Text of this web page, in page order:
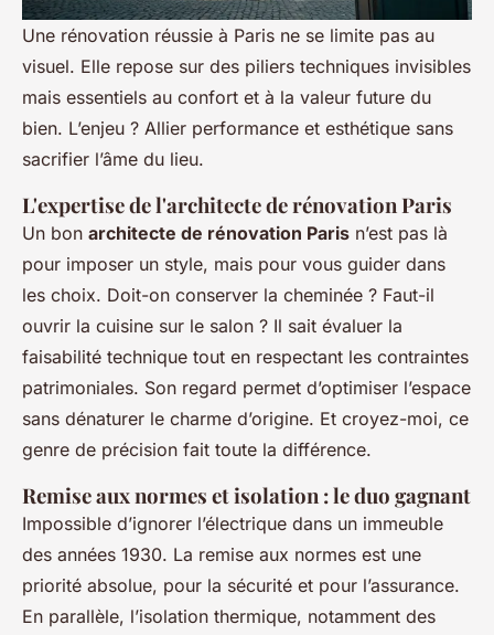
Une rénovation réussie à Paris ne se limite pas au
visuel. Elle repose sur des piliers techniques invisibles
mais essentiels au confort et à la valeur future du
bien. L’enjeu ? Allier performance et esthétique sans
sacrifier l’âme du lieu.
L'expertise de l'architecte de rénovation Paris
Un bon architecte de rénovation Paris n’est pas là
pour imposer un style, mais pour vous guider dans
les choix. Doit-on conserver la cheminée ? Faut-il
ouvrir la cuisine sur le salon ? Il sait évaluer la
faisabilité technique tout en respectant les contraintes
patrimoniales. Son regard permet d’optimiser l’espace
sans dénaturer le charme d’origine. Et croyez-moi, ce
genre de précision fait toute la différence.
Remise aux normes et isolation : le duo gagnant
Impossible d’ignorer l’électrique dans un immeuble
des années 1930. La remise aux normes est une
priorité absolue, pour la sécurité et pour l’assurance.
En parallèle, l’isolation thermique, notamment des